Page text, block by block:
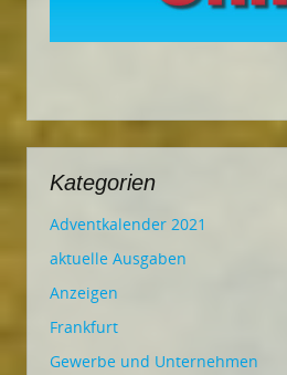
Kategorien
Adventkalender 2021
aktuelle Ausgaben
Anzeigen
Frankfurt
Gewerbe und Unternehmen